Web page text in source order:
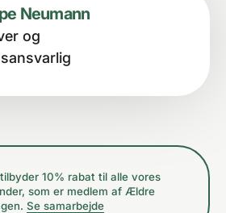
Neumann
og
10% rabat til alle vores
som er medlem af Ældre
Se samarbejde